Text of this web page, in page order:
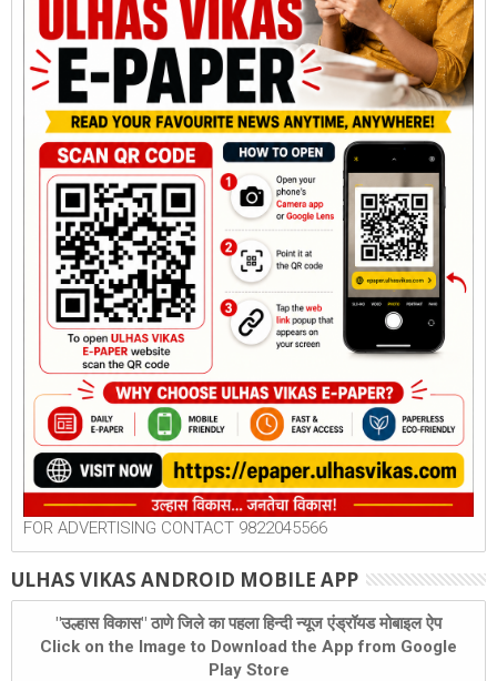
FOR ADVERTISING CONTACT 9822045566
ULHAS VIKAS ANDROID MOBILE APP
"उल्हास विकास" ठाणे जिले का पहला हिन्दी न्यूज एंड्रॉयड मोबाइल ऐप
Click on the Image to Download the App from Google
Play Store